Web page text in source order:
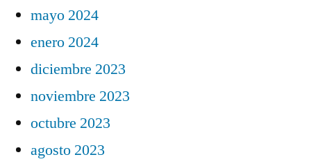
mayo 2024
enero 2024
diciembre 2023
noviembre 2023
octubre 2023
agosto 2023